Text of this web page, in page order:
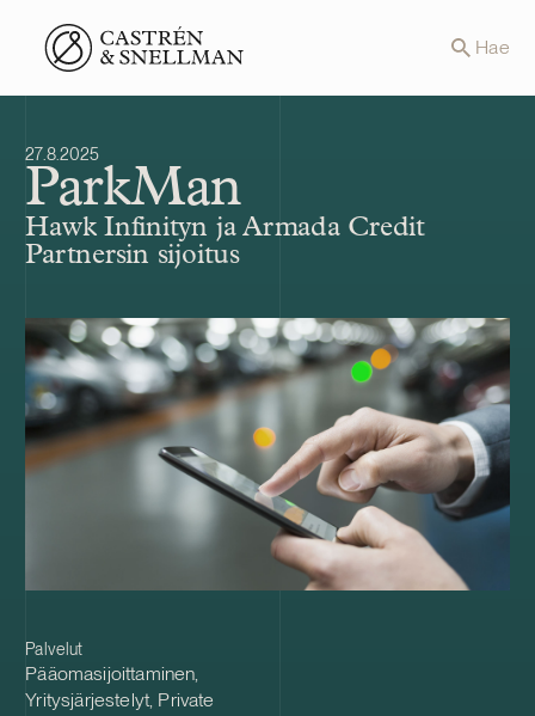
Front page Hae
27.8.2025
ParkMan
Hawk Infinityn ja Armada Credit
Partnersin sijoitus
Palvelut
Pääomasijoittaminen,
Yritysjärjestelyt, Private